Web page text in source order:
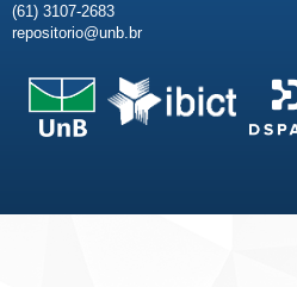
(61) 3107-2683
repositorio@unb.br